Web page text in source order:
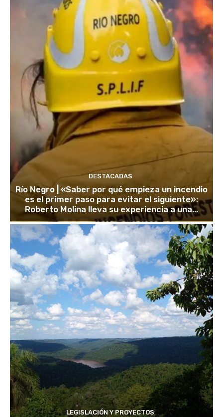
DESTACADAS
Río Negro | «Saber por qué empieza un incendio
es el primer paso para evitar el siguiente»:
Roberto Molina lleva su experiencia a una...
LEGISLACIÓN Y PROYECTOS